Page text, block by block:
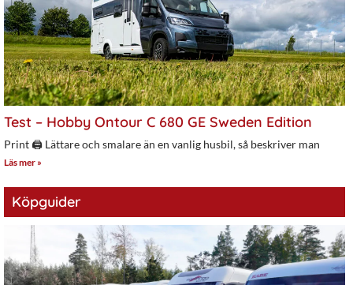
Test – Hobby Ontour C 680 GE Sweden Edition
Print 🖨 Lättare och smalare än en vanlig husbil, så beskriver man
Läs mer »
Köpguider